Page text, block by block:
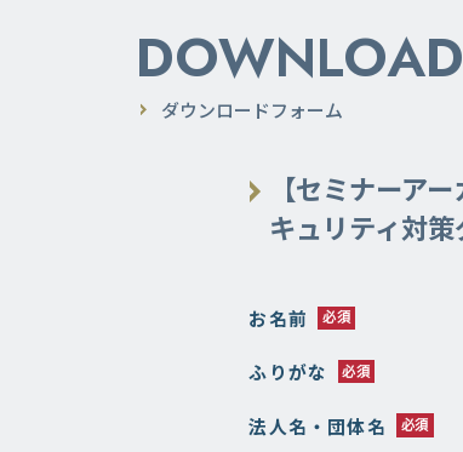
ダウンロードフォーム
【セミナーア
キュリティ対
お名前
ふりがな
法人名・団体名